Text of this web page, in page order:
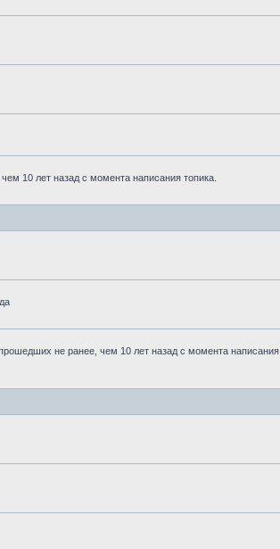
10 лет назад с момента написания топика.
не ранее, чем 10 лет назад с момента написания